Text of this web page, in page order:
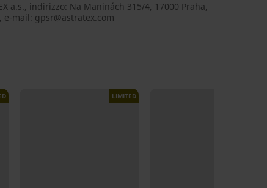
a.s., indirizzo: Na Maninách 315/4, 17000 Praha,
e-mail: gpsr@astratex.com
LIMITED